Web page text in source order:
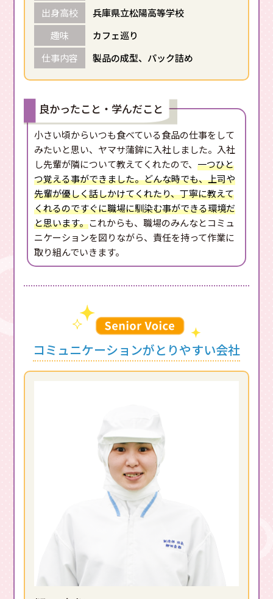
出身高校
兵庫県立松陽高等学校
趣味
カフェ巡り
仕事内容
製品の成型、パック詰め
良かったこと・学んだこと
小さい頃からいつも食べている食品の仕事をして
みたいと思い、ヤマサ蒲鉾に入社しました。入社
し先輩が隣について教えてくれたので、一つひと
つ覚える事ができました。どんな時でも、上司や
先輩が優しく話しかけてくれたり、丁寧に教えて
くれるのですぐに職場に馴染む事ができる環境だ
と思います。これからも、職場のみんなとコミュ
ニケーションを図りながら、責任を持って作業に
取り組んでいきます。
コミュニケーションがとりやすい会社